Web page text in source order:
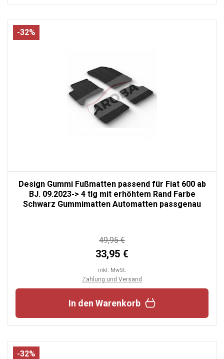
-32%
Design Gummi Fußmatten passend für Fiat 600 ab
BJ. 09.2023-> 4 tlg mit erhöhtem Rand Farbe
Schwarz Gummimatten Automatten passgenau
49,95 €
33,95 €
inkl. MwSt.
Zahlung und Versand
In den Warenkorb
-32%